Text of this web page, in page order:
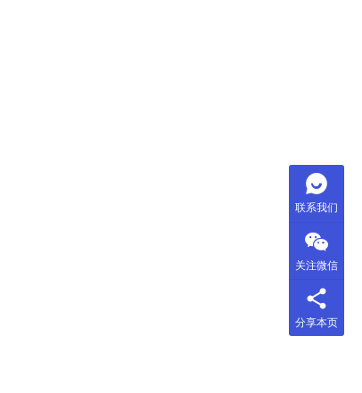
联系我们
关注微信
分享本页